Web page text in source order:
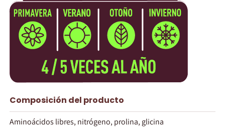
Composición del producto
Aminoácidos libres, nitrógeno, prolina, glicina